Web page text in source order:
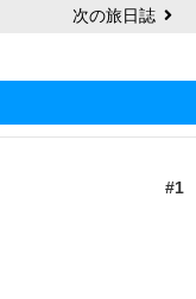
次の旅日誌
1